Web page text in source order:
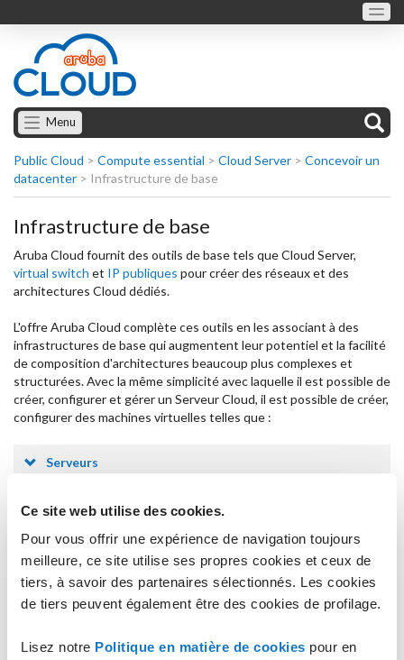
Ce site web utilise des cookies.
Pour vous offrir une expérience de navigation toujours
meilleure, ce site utilise ses propres cookies et ceux de
tiers, à savoir des partenaires sélectionnés. Les cookies
de tiers peuvent également être des cookies de profilage.
Lisez notre Politique en matière de cookies pour en
Menu
Public Cloud > Compute essential > Cloud Server > Concevoir un
datacenter > Infrastructure de base
Infrastructure de base
Aruba Cloud fournit des outils de base tels que Cloud Server,
virtual switch et IP publiques pour créer des réseaux et des
architectures Cloud dédiés.
L'offre Aruba Cloud complète ces outils en les associant à des
infrastructures de base qui augmentent leur potentiel et la facilité
de composition d'architectures beaucoup plus complexes et
structurées. Avec la même simplicité avec laquelle il est possible de
créer, configurer et gérer un Serveur Cloud, il est possible de créer,
configurer des machines virtuelles telles que :
Serveurs
Serveurs Web
Serveur de Bases de Données
Pare-feu / Load Balancer
Serveur Mail